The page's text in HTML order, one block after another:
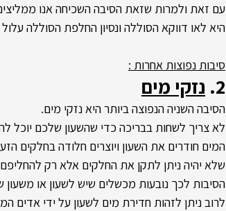
עם זאת ולמרות שזאת הסיבה השכיחה אנו
היא לאו דווקא הסוללה ונסיון החלפת הסוללה
סיבות נפוצות אחרות :
2. נזקי מים
הסיבה השניה הנפוצה ביותר היא נזקי מים.
לא צריך לשחות בבריכה כדי שהשעון שלכם יוכל
המים חודרים את השעון ויוצרים חלודה בחלקים
שלא יהיה ניתן לתקן את החלקים אלא רק
הסיבות לכך נובעות מכשלים שיש לשעון או
לרוב ניתן לזהות חדירת מים לשעון על ידי אדים